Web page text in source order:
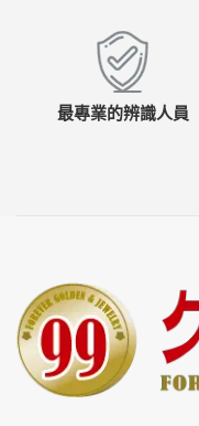
最專業的辨識人員